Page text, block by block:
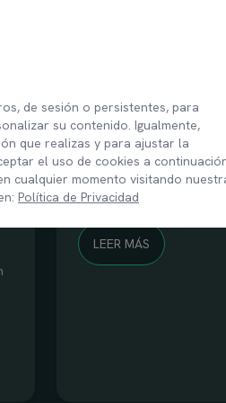
LIME Studio: el
que hace fácil
buen contenido
redes
LEER MÁS
de sesión o persistentes, para
su contenido. Igualmente,
que realizas y para ajustar la
el uso de cookies a
cualquier momento visitando
Política de Privacidad